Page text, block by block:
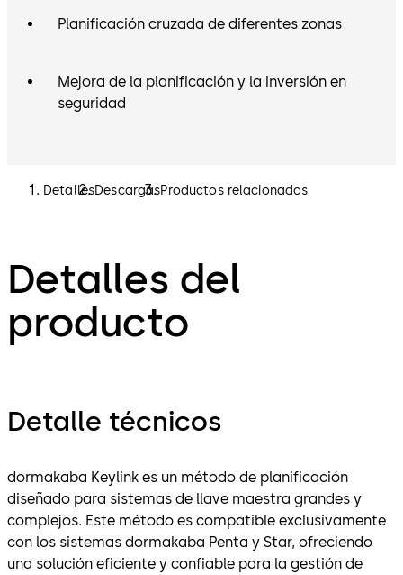
Planificación cruzada de diferentes zonas
Mejora de la planificación y la inversión en
seguridad
DetallesDescargasProductos relacionados
Detalles del
producto
Detalle técnicos
dormakaba Keylink es un método de planificación
diseñado para sistemas de llave maestra grandes y
complejos. Este método es compatible exclusivamente
con los sistemas dormakaba Penta y Star, ofreciendo
una solución eficiente y confiable para la gestión de